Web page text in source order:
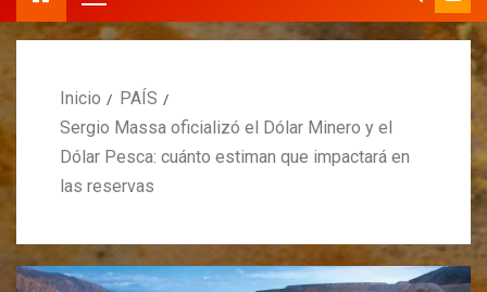
Inicio
PAÍS
Sergio Massa oficializó el Dólar Minero y el
Dólar Pesca: cuánto estiman que impactará en
las reservas